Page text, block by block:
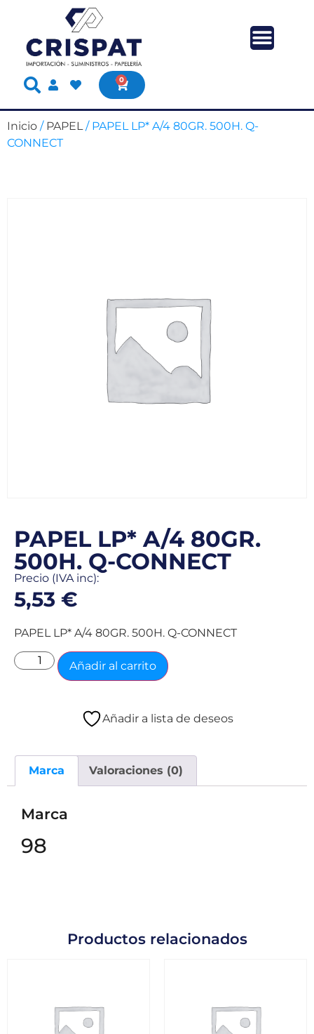
0
Inicio / PAPEL/ PAPEL LP* A/4 80GR. 500H. Q-
CONNECT
PAPEL LP* A/4 80GR.
500H. Q-CONNECT
Precio (IVA inc):
5,53 €
PAPEL LP* A/4 80GR. 500H. Q-CONNECT
Añadir al carrito
Añadir a lista de deseos
Marca Valoraciones (0)
Marca
98
Productos relacionados